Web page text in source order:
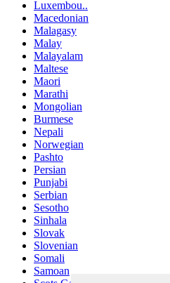
Luxembou..
Macedonian
Malagasy
Malay
Malayalam
Maltese
Maori
Marathi
Mongolian
Burmese
Nepali
Norwegian
Pashto
Persian
Punjabi
Serbian
Sesotho
Sinhala
Slovak
Slovenian
Somali
Samoan